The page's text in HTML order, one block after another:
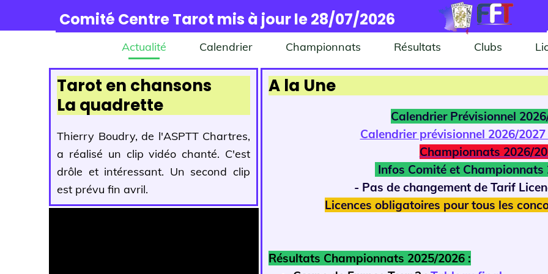
Actualité Calendrier Championnats Résultats Clubs
Comité Centre Tarot mis à jour le 28/07/2026
A la Une
Calendrier Prévisionnel
Calendrier prévisionnel 2026/
Championnats 2026/
Infos Comité et Championnats
- Pas de changement de Tarif
Licences obligatoires pour tous les
Résultats Championnats 2025/2026 :
Tarot en chansons
La quadrette
Thierry Boudry, de l'ASPTT Chartres,
a réalisé un clip vidéo chanté. C'est
drôle et intéressant. Un second clip
est prévu fin avril.